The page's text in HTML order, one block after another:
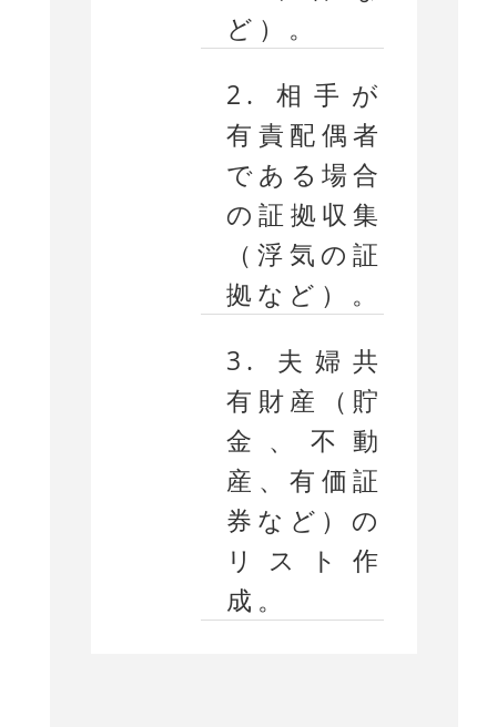
ど）。
2. 相手が
有責配偶者
である場合
の証拠収集
（浮気の証
拠など）。
3. 夫婦共
有財産（貯
金、不動
産、有価証
券など）の
リスト作
成。